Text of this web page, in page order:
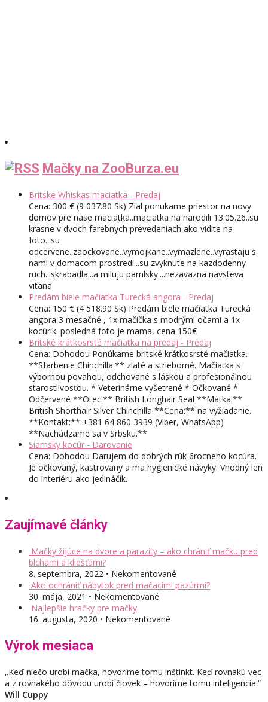
Mačky na ZooBurza.eu
Britske Whiskas maciatka - Predaj
Cena: 300 € (9 037.80 Sk) Zial ponukame priestor na novy
domov pre nase maciatka..maciatka na narodili 13.05.26..su
krasne v dvoch farebnych prevedeniach ako vidite na
foto...su
odcervene..zaockovane..vymojkane..vymazlene..vyrastaju s
nami v domacom prostredi...su zvyknute na kazdodenny
ruch...skrabadla...a miluju pamlsky....nezavazna navsteva
vitana
Predám biele mačiatka Turecká angora - Predaj
Cena: 150 € (4 518.90 Sk) Predám biele mačiatka Turecká
angora 3 mesačné , 1x mačička s modrými očami a 1x
kocúrik. posledná foto je mama, cena 150€
Britské krátkosrsté mačiatka na predaj - Predaj
Cena: Dohodou Ponúkame britské krátkosrsté mačiatka.
**Sfarbenie Chinchilla:** zlaté a strieborné. Mačiatka s
výbornou povahou, odchované s láskou a profesionálnou
starostlivosťou. * Veterinárne vyšetrené * Očkované *
Odčervené **Otec:** British Longhair Seal **Matka:**
British Shorthair Silver Chinchilla **Cena:** na vyžiadanie.
**Kontakt:** +381 64 860 3939 (Viber, WhatsApp)
**Nachádzame sa v Srbsku.**
Siamsky kocúr - Darovanie
Cena: Dohodou Darujem do dobrých rúk 6rocneho kocúra.
Je očkovaný, kastrovany a ma hygienické návyky. Vhodný len
do interiéru ako jedináčik.
Zaujímavé články
Mačky žijúce na dvore a parazity – ako chrániť mačku pred
blchami a kliešťami?
8. septembra, 2022 • Nekomentované
Ako ochrániť nábytok pred mačacími pazúrmi?
30. mája, 2021 • Nekomentované
Najlepšie hračky pre mačky
16. augusta, 2020 • Nekomentované
Výrok mesiaca
„Keď niečo urobí mačka, hovoríme tomu inštinkt. Keď rovnakú vec
a z rovnakého dôvodu urobí človek – hovoríme tomu inteligencia.“
Will Cuppy